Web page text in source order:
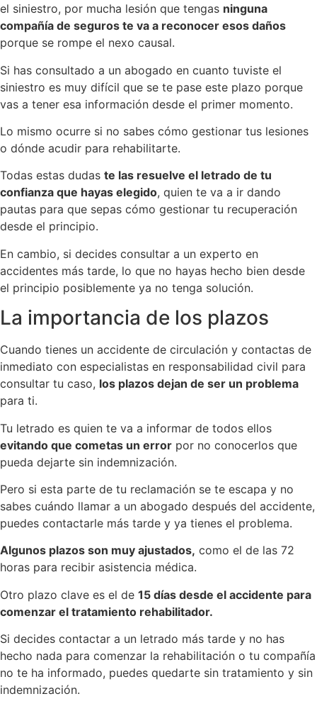
el siniestro, por mucha lesión que tengas ninguna
compañía de seguros te va a reconocer esos daños
porque se rompe el nexo causal.
Si has consultado a un abogado en cuanto tuviste el
siniestro es muy difícil que se te pase este plazo porque
vas a tener esa información desde el primer momento.
Lo mismo ocurre si no sabes cómo gestionar tus lesiones
o dónde acudir para rehabilitarte.
Todas estas dudas te las resuelve el letrado de tu
confianza que hayas elegido, quien te va a ir dando
pautas para que sepas cómo gestionar tu recuperación
desde el principio.
En cambio, si decides consultar a un experto en
accidentes más tarde, lo que no hayas hecho bien desde
el principio posiblemente ya no tenga solución.
La importancia de los plazos
Cuando tienes un accidente de circulación y contactas de
inmediato con especialistas en responsabilidad civil para
consultar tu caso, los plazos dejan de ser un problema
para ti.
Tu letrado es quien te va a informar de todos ellos
evitando que cometas un error por no conocerlos que
pueda dejarte sin indemnización.
Pero si esta parte de tu reclamación se te escapa y no
sabes cuándo llamar a un abogado después del accidente,
puedes contactarle más tarde y ya tienes el problema.
Algunos plazos son muy ajustados, como el de las 72
horas para recibir asistencia médica.
Otro plazo clave es el de 15 días desde el accidente para
comenzar el tratamiento rehabilitador.
Si decides contactar a un letrado más tarde y no has
hecho nada para comenzar la rehabilitación o tu compañía
no te ha informado, puedes quedarte sin tratamiento y sin
indemnización.